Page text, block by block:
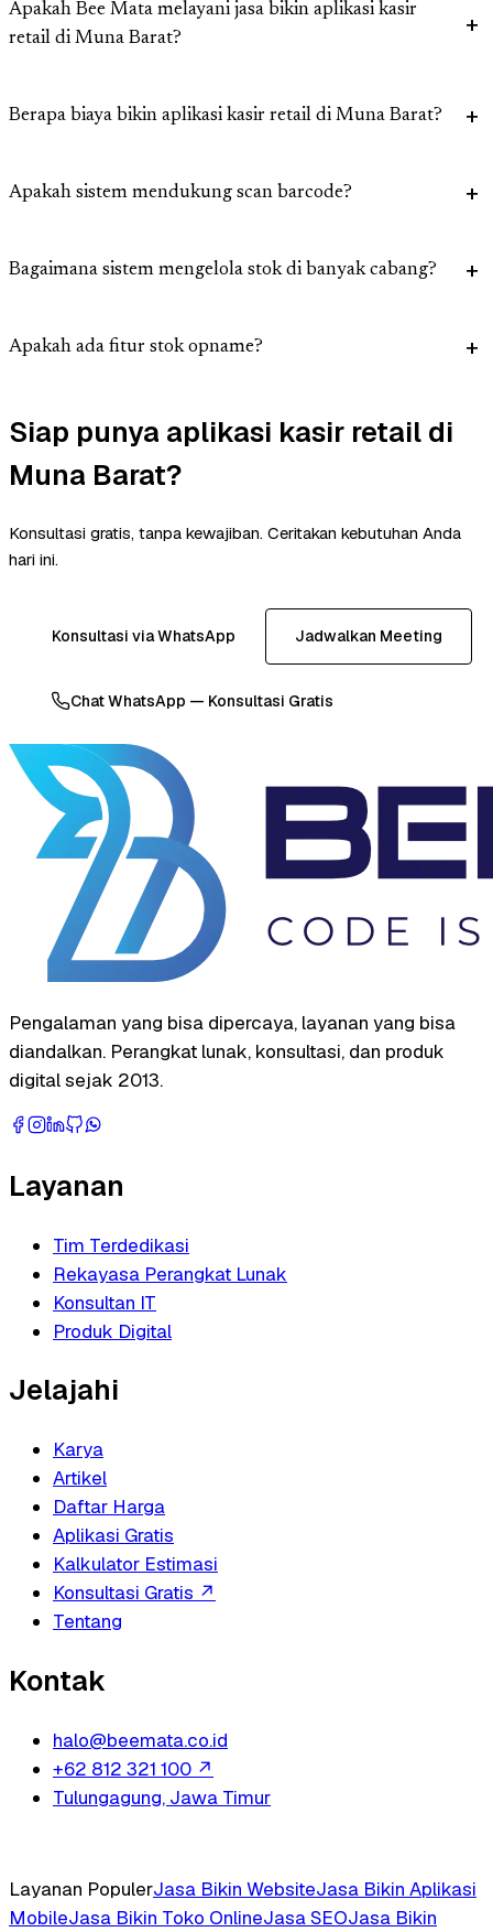
Apakah Bee Mata melayani jasa bikin aplikasi kasir
retail di Muna Barat?
Berapa biaya bikin aplikasi kasir retail di Muna Barat?
Apakah sistem mendukung scan barcode?
Bagaimana sistem mengelola stok di banyak cabang?
Apakah ada fitur stok opname?
Siap punya aplikasi kasir retail di
Muna Barat?
Konsultasi gratis, tanpa kewajiban. Ceritakan kebutuhan Anda
hari ini.
Konsultasi via WhatsApp Jadwalkan Meeting
Chat WhatsApp — Konsultasi Gratis
Pengalaman yang bisa dipercaya, layanan yang bisa
diandalkan. Perangkat lunak, konsultasi, dan produk
digital sejak 2013.
Layanan
Tim Terdedikasi
Rekayasa Perangkat Lunak
Konsultan IT
Produk Digital
Jelajahi
Karya
Artikel
Daftar Harga
Aplikasi Gratis
Kalkulator Estimasi
Konsultasi Gratis ↗
Tentang
Kontak
halo@beemata.co.id
+62 812 321 100 ↗
Tulungagung, Jawa Timur
Layanan PopulerJasa Bikin WebsiteJasa Bikin Aplikasi
MobileJasa Bikin Toko OnlineJasa SEOJasa Bikin